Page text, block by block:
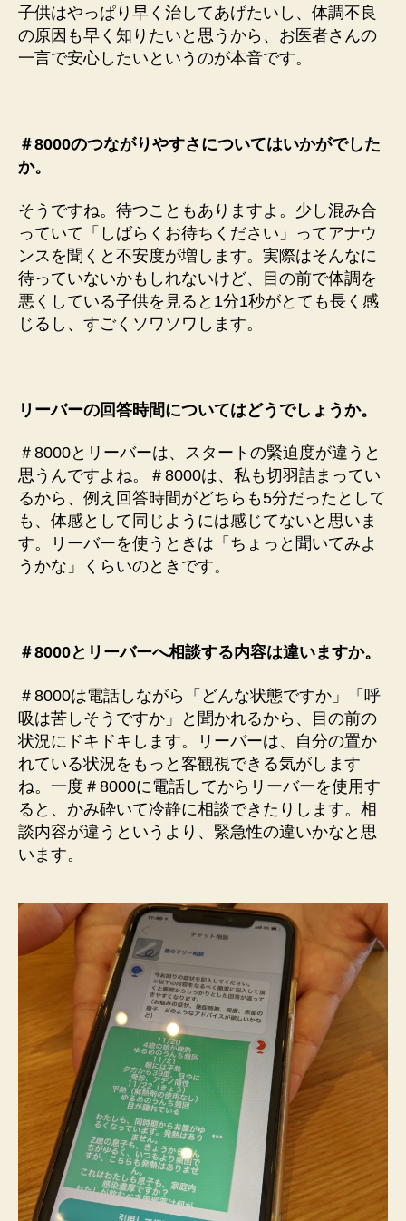
子供はやっぱり早く治してあげたいし、体調不良
の原因も早く知りたいと思うから、お医者さんの
一言で安心したいというのが本音です。
＃8000のつながりやすさについてはいかがでした
か。
そうですね。待つこともありますよ。少し混み合
っていて「しばらくお待ちください」ってアナウ
ンスを聞くと不安度が増します。実際はそんなに
待っていないかもしれないけど、目の前で体調を
悪くしている子供を見ると1分1秒がとても長く感
じるし、すごくソワソワします。
リーバーの回答時間についてはどうでしょうか。
＃8000とリーバーは、スタートの緊迫度が違うと
思うんですよね。＃8000は、私も切羽詰まってい
るから、例え回答時間がどちらも5分だったとして
も、体感として同じようには感じてないと思いま
す。リーバーを使うときは「ちょっと聞いてみよ
うかな」くらいのときです。
＃8000とリーバーへ相談する内容は違いますか。
＃8000は電話しながら「どんな状態ですか」「呼
吸は苦しそうですか」と聞かれるから、目の前の
状況にドキドキします。リーバーは、自分の置か
れている状況をもっと客観視できる気がします
ね。一度＃8000に電話してからリーバーを使用す
ると、かみ砕いて冷静に相談できたりします。相
談内容が違うというより、緊急性の違いかなと思
います。